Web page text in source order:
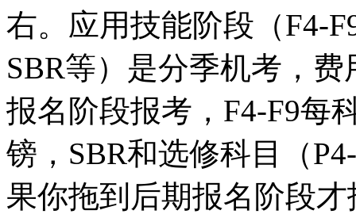
右。应用技能阶段（F4-
SBR等）是分季机考，
报名阶段报考，F4-F9每
镑，SBR和选修科目（
果你拖到后期报名阶段